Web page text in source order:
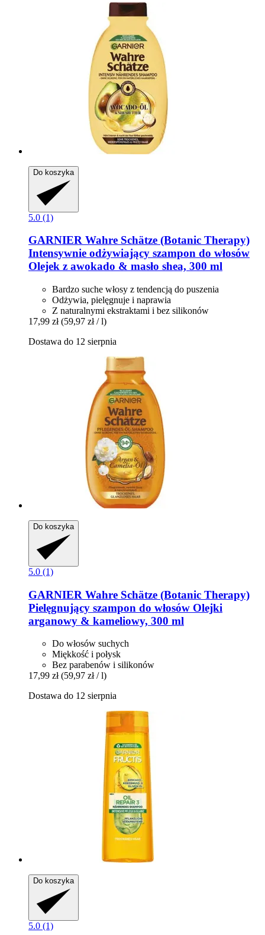
Do koszyka
5.0 (1)
GARNIER Wahre Schätze (Botanic Therapy)
Intensywnie odżywiający szampon do włosów
Olejek z awokado & masło shea, 300 ml
Bardzo suche włosy z tendencją do puszenia
Odżywia, pielęgnuje i naprawia
Z naturalnymi ekstraktami i bez silikonów
17,99 zł (59,97 zł / l)
Dostawa do 12 sierpnia
Do koszyka
5.0 (1)
GARNIER Wahre Schätze (Botanic Therapy)
Pielęgnujący szampon do włosów Olejki
arganowy & kameliowy, 300 ml
Do włosów suchych
Miękkość i połysk
Bez parabenów i silikonów
17,99 zł (59,97 zł / l)
Dostawa do 12 sierpnia
Do koszyka
5.0 (1)